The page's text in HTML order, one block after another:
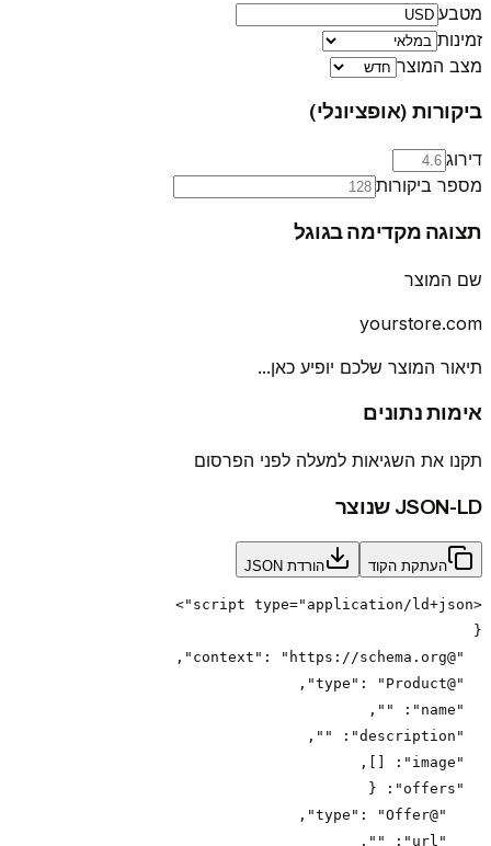
מטבע
זמינות
מצב המוצר
ביקורות (אופציונלי)
דירוג
מספר ביקורות
תצוגה מקדימה בגוגל
שם המוצר
yourstore.com
תיאור המוצר שלכם יופיע כאן...
אימות נתונים
תקנו את השגיאות למעלה לפני הפרסום
JSON-LD שנוצר
העתקת הקוד הורדת JSON